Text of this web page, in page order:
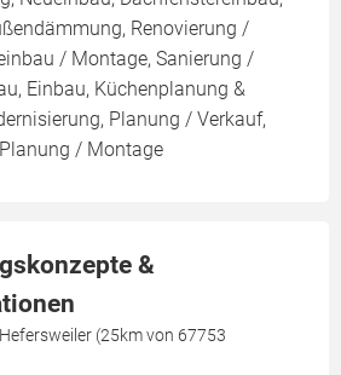
Renovierung /
/ Montage, Sanierung /
Einbau, Küchenplanung &
Planung / Verkauf,
/ Montage
&
(25km von 67753